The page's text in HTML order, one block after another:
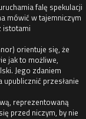
falę spekulacji
mówić w tajemniczym
istotami
orientuje się, że
jak to możliwe,
Jego zdaniem
przesłanie
reprezentowaną
przed niczym, by nie